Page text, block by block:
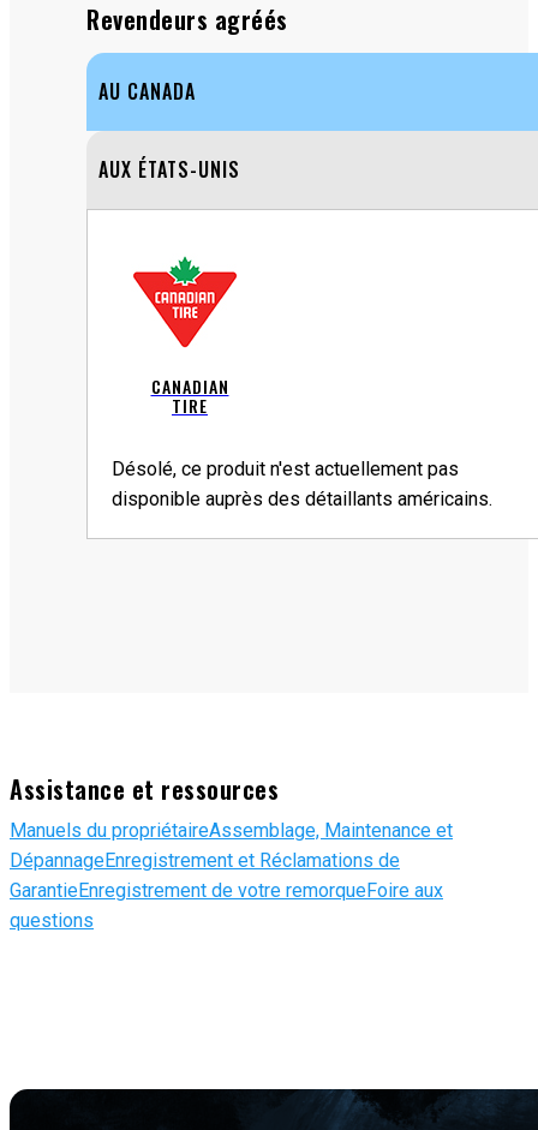
Revendeurs agréés
AU CANADA
AUX ÉTATS-UNIS
CANADIAN
TIRE
Désolé, ce produit n'est actuellement pas
disponible auprès des détaillants américains.
Assistance et ressources
Manuels du propriétaireAssemblage, Maintenance et
DépannageEnregistrement et Réclamations de
GarantieEnregistrement de votre remorqueFoire aux
questions